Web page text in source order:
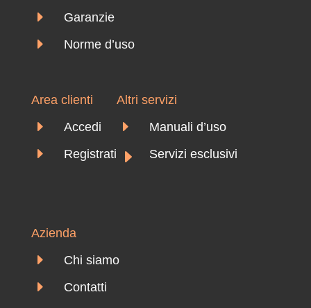
E Garanzie
E Norme d’uso
Area clienti
E Accedi
E Registrati
Altri servizi
E Manuali d’uso
E Servizi esclusivi
Azienda
E Chi siamo
E Contatti